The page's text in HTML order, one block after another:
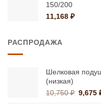
150/200
11,168 ₽
РАСПРОДАЖА
Шелковая
(низкая)
10,750₽ 9,675